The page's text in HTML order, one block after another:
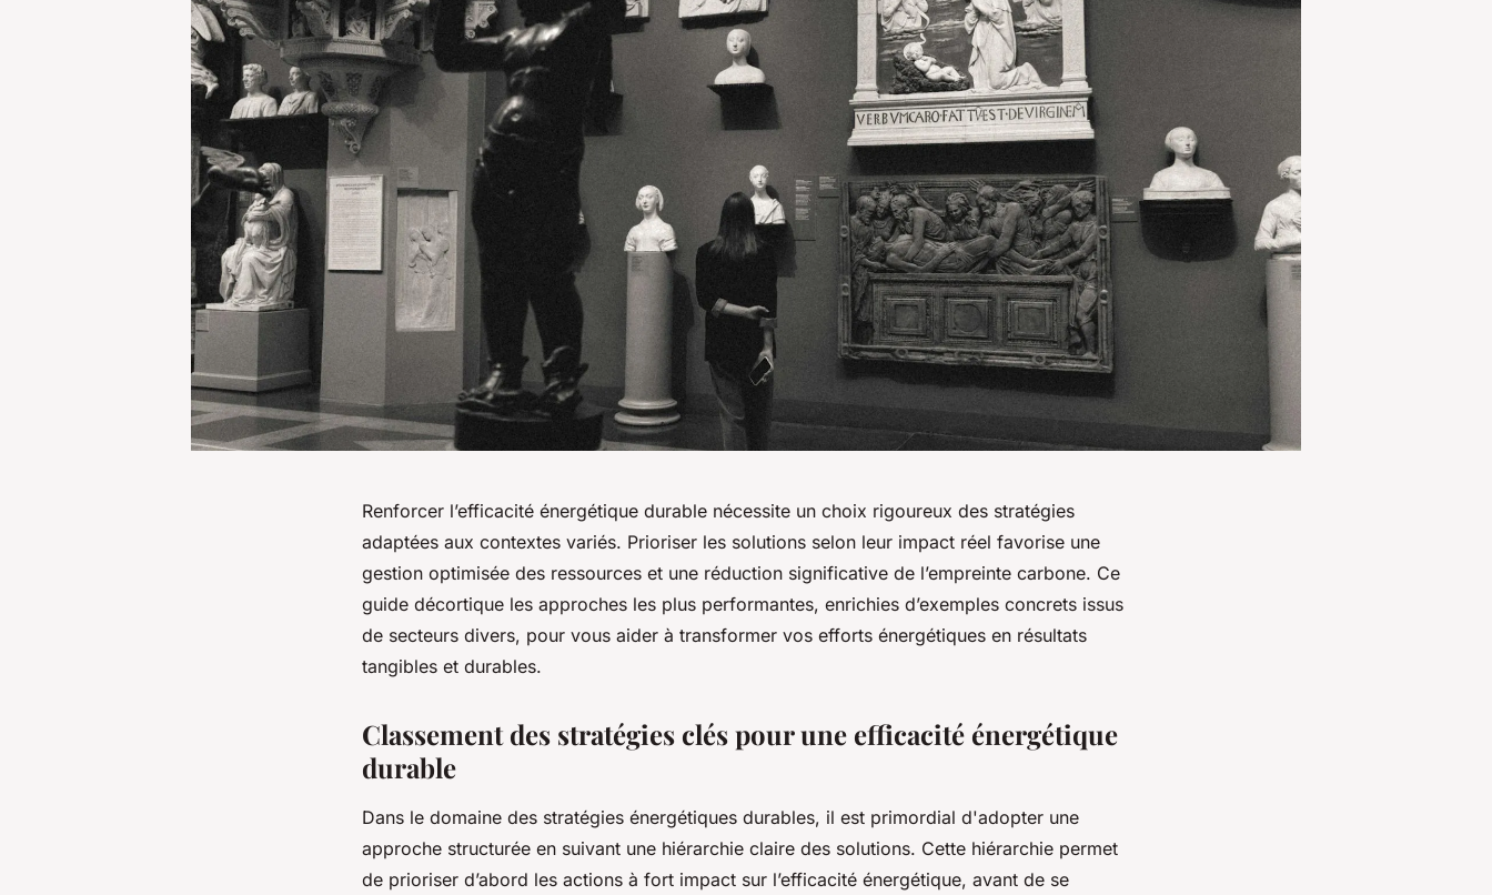
Renforcer l’efficacité énergétique durable nécessite un choix rigoureux des stratégies
adaptées aux contextes variés. Prioriser les solutions selon leur impact réel favorise une
gestion optimisée des ressources et une réduction significative de l’empreinte carbone. Ce
guide décortique les approches les plus performantes, enrichies d’exemples concrets issus
de secteurs divers, pour vous aider à transformer vos efforts énergétiques en résultats
tangibles et durables.
Classement des stratégies clés pour une efficacité énergétique
durable
Dans le domaine des stratégies énergétiques durables, il est primordial d'adopter une
approche structurée en suivant une hiérarchie claire des solutions. Cette hiérarchie permet
de prioriser d’abord les actions à fort impact sur l’efficacité énergétique, avant de se